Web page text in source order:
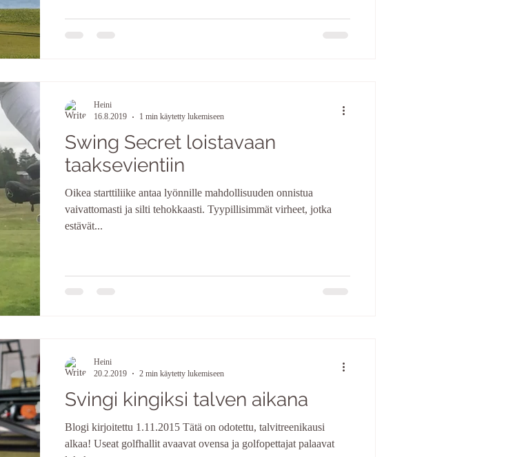
Swing Secret loistavaan
taaksevientiin
Oikea starttiliike antaa lyönnille mahdollisuuden onnistua
vaivattomasti ja silti tehokkaasti. Tyypillisimmät virheet, jotka
estävät...
Heini
16.8.2019
1 min käytetty lukemiseen
Svingi kingiksi talven aikana
Blogi kirjoitettu 1.11.2015 Tätä on odotettu, talvitreenikausi
alkaa! Useat golfhallit avaavat ovensa ja golfopettajat palaavat
Heini
20.2.2019
2 min käytetty lukemiseen